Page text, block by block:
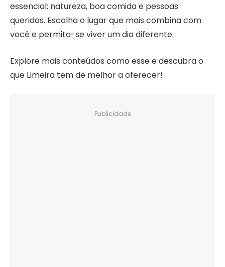
essencial: natureza, boa comida e pessoas
queridas. Escolha o lugar que mais combina com
você e permita-se viver um dia diferente.
Explore mais conteúdos como esse e descubra o
que Limeira tem de melhor a oferecer!
Publicidade